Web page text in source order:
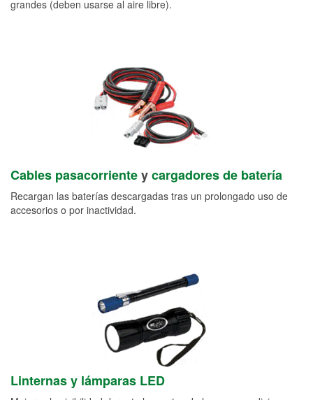
grandes (deben usarse al aire libre).
Cables pasacorrienteycargadores de batería
Recargan las baterías descargadas tras un prolongado uso de
accesorios o por inactividad.
Linternas y lámparas LED